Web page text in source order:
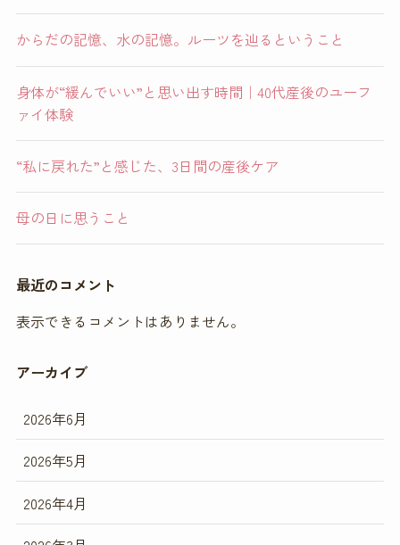
からだの記憶、水の記憶。ルーツを辿るということ
身体が“緩んでいい”と思い出す時間｜40代産後のユーフ
ァイ体験
“私に戻れた”と感じた、3日間の産後ケア
母の日に思うこと
最近のコメント
表示できるコメントはありません。
アーカイブ
2026年6月
2026年5月
2026年4月